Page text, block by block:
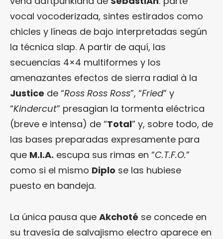
vocal vocoderizada, sintes estirados como
chicles y líneas de bajo interpretadas según
la técnica slap. A partir de aquí, las
secuencias 4×4 multiformes y los
amenazantes efectos de sierra radial à la
Justice de “Ross Ross Ross”, “Fried” y
“Kindercut” presagian la tormenta eléctrica
(breve e intensa) de “Total” y, sobre todo, de
las bases preparadas expresamente para
que M.I.A. escupa sus rimas en “C.T.F.O.”
como si el mismo Diplo se las hubiese
puesto en bandeja.
La única pausa que Akchoté se concede en
su travesía de salvajismo electro aparece en